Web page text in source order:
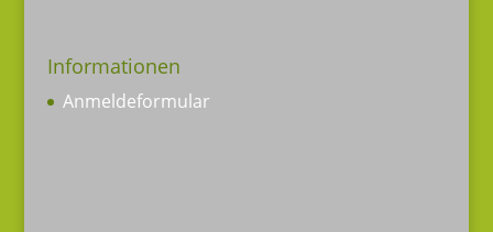
Informationen
Anmeldeformular